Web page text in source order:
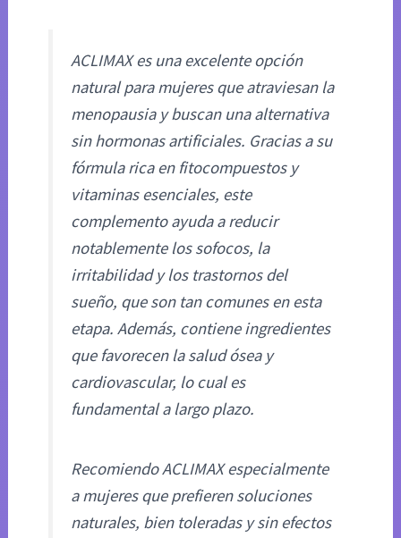
ACLIMAX es una excelente opción
natural para mujeres que atraviesan la
menopausia y buscan una alternativa
sin hormonas artificiales. Gracias a su
fórmula rica en fitocompuestos y
vitaminas esenciales, este
complemento ayuda a reducir
notablemente los sofocos, la
irritabilidad y los trastornos del
sueño, que son tan comunes en esta
etapa. Además, contiene ingredientes
que favorecen la salud ósea y
cardiovascular, lo cual es
fundamental a largo plazo.
Recomiendo ACLIMAX especialmente
a mujeres que prefieren soluciones
naturales, bien toleradas y sin efectos